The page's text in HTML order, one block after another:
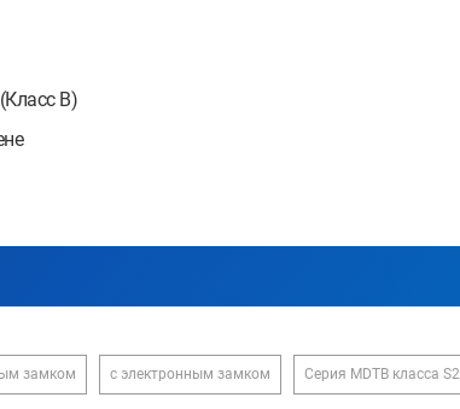
В)
замком с электронным замком Серия MDTB класса